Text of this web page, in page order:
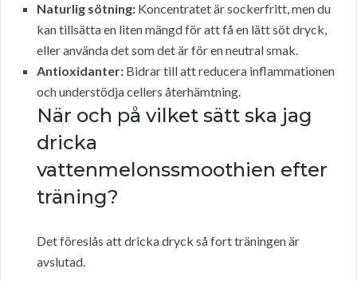
Naturlig sötning: Koncentratet är sockerfritt, men du
kan tillsätta en liten mängd för att få en lätt söt dryck,
eller använda det som det är för en neutral smak.
Antioxidanter: Bidrar till att reducera inflammationen
och understödja cellers återhämtning.
När och på vilket sätt ska jag
dricka
vattenmelonssmoothien efter
träning?
Det föreslås att dricka dryck så fort träningen är
avslutad.